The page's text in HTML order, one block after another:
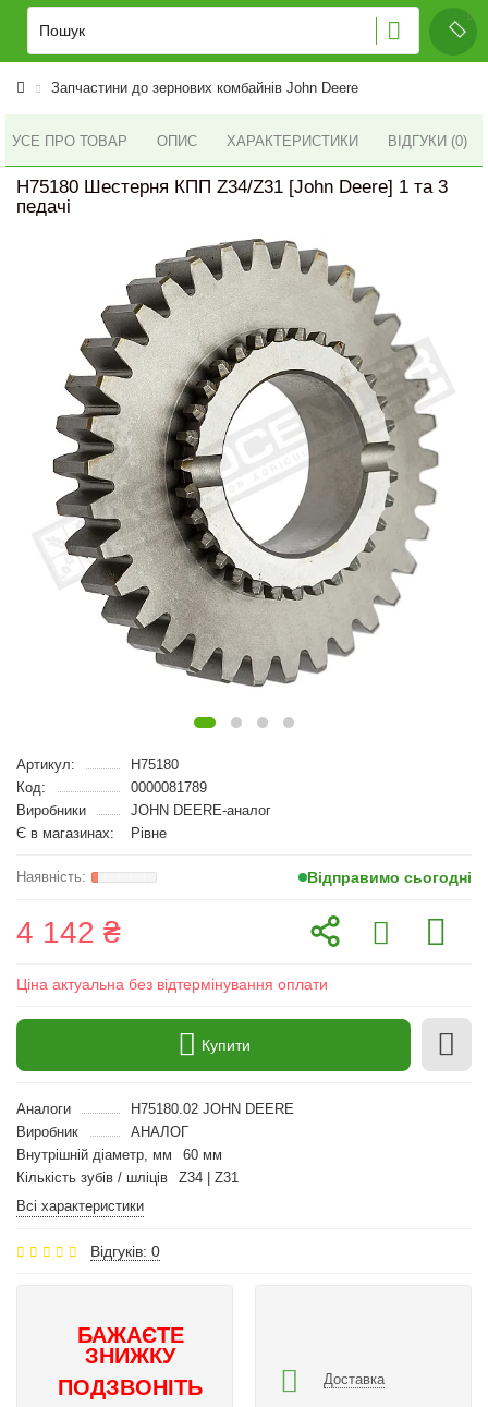
Запчастини до зернових комбайнів John Deere
УСЕ ПРО ТОВАР ОПИС ХАРАКТЕРИСТИКИ ВІДГУКИ (0)
H75180 Шестерня КПП Z34/Z31 [John Deere] 1 та 3
педачі
Артикул:
H75180
Код:
0000081789
Виробники
JOHN DEERE-аналог
Є в магазинах:
Рівне
Відправимо сьогодні
4 142 ₴
Ціна актуальна без відтермінування оплати
Купити
Аналоги
H75180.02 JOHN DEERE
Виробник
АНАЛОГ
Внутрішній діаметр, мм
60 мм
Кількість зубів / шліців
Z34 | Z31
Всі характеристики
Відгуків: 0
БАЖАЄТЕ
ЗНИЖКУ
ПОДЗВОНІТЬ
Доставка